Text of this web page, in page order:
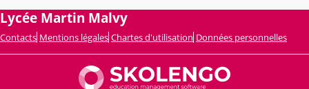
Lycée Martin Malvy
Contacts Mentions légales Chartes d'utilisation Données personnelles